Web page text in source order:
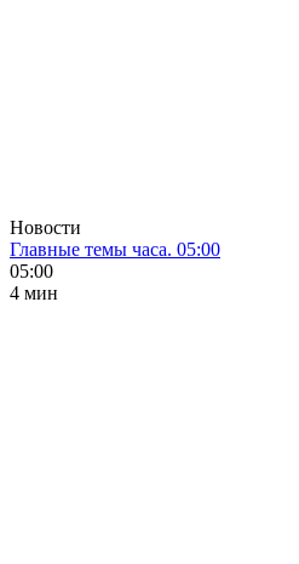
Новости
Главные темы часа. 05:00
05:00
4 мин